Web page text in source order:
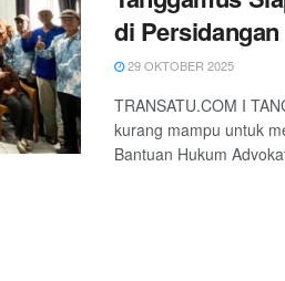
di Persidangan
29 OKTOBER 2025
TRANSATU.COM I
kurang mampu untuk
Bantuan Hukum